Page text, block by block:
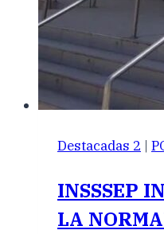
Destacadas 2 |
INSSSEP
LA